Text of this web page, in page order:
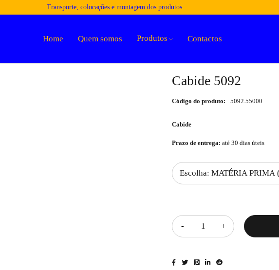
Transporte, colocações e montagem dos produtos.
Home Quem somos Produtos Contactos
Cabide 5092
Código do produto: 5092.55000
Cabide
Prazo de entrega: até 30 dias úteis